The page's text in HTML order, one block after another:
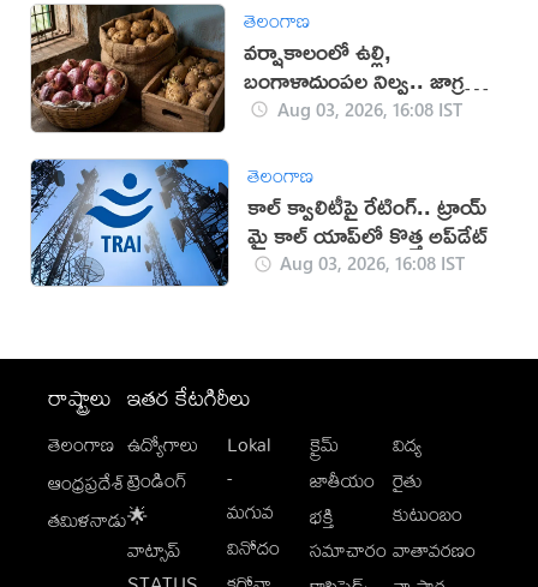
తెలంగాణ
వర్షాకాలంలో ఉల్లి,
బంగాళాదుంపల నిల్వ.. జాగ్రత్తలు
తప్పనిసరి
Aug 03, 2026, 16:08 IST
తెలంగాణ
కాల్‌ క్వాలిటీపై రేటింగ్‌.. ట్రాయ్‌
మై కాల్‌ యాప్‌లో కొత్త అప్‌డేట్‌
Aug 03, 2026, 16:08 IST
రాష్ట్రాలు
తెలంగాణ
ఆంధ్రప్రదేశ్
తమిళనాడు
ఇతర కేటగిరీలు
ఉద్యోగాలు
ట్రెండింగ్
🌟
వాట్సాప్
Lokal
-
మగువ
వినోదం
క్రైమ్
జాతీయం
భక్తి
సమాచారం
విద్య
రైతు
కుటుంబం
వాతావరణం